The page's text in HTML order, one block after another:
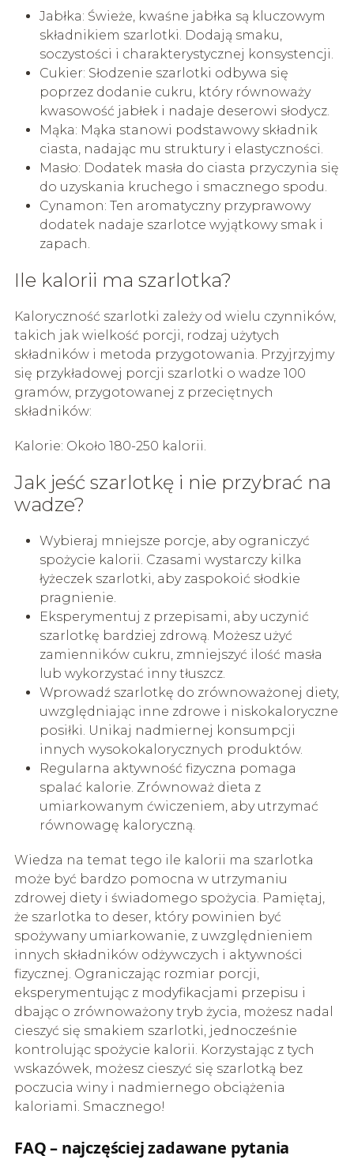
Jabłka: Świeże, kwaśne jabłka są kluczowym
składnikiem szarlotki. Dodają smaku,
soczystości i charakterystycznej konsystencji.
Cukier: Słodzenie szarlotki odbywa się
poprzez dodanie cukru, który równoważy
kwasowość jabłek i nadaje deserowi słodycz.
Mąka: Mąka stanowi podstawowy składnik
ciasta, nadając mu struktury i elastyczności.
Masło: Dodatek masła do ciasta przyczynia się
do uzyskania kruchego i smacznego spodu.
Cynamon: Ten aromatyczny przyprawowy
dodatek nadaje szarlotce wyjątkowy smak i
zapach.
Ile kalorii ma szarlotka?
Kaloryczność szarlotki zależy od wielu czynników,
takich jak wielkość porcji, rodzaj użytych
składników i metoda przygotowania. Przyjrzyjmy
się przykładowej porcji szarlotki o wadze 100
gramów, przygotowanej z przeciętnych
składników:
Kalorie: Około 180-250 kalorii.
Jak jeść szarlotkę i nie przybrać na
wadze?
Wybieraj mniejsze porcje, aby ograniczyć
spożycie kalorii. Czasami wystarczy kilka
łyżeczek szarlotki, aby zaspokoić słodkie
pragnienie.
Eksperymentuj z przepisami, aby uczynić
szarlotkę bardziej zdrową. Możesz użyć
zamienników cukru, zmniejszyć ilość masła
lub wykorzystać inny tłuszcz.
Wprowadź szarlotkę do zrównoważonej diety,
uwzględniając inne zdrowe i niskokaloryczne
posiłki. Unikaj nadmiernej konsumpcji
innych wysokokalorycznych produktów.
Regularna aktywność fizyczna pomaga
spalać kalorie. Zrównoważ dieta z
umiarkowanym ćwiczeniem, aby utrzymać
równowagę kaloryczną.
Wiedza na temat tego ile kalorii ma szarlotka
może być bardzo pomocna w utrzymaniu
zdrowej diety i świadomego spożycia. Pamiętaj,
że szarlotka to deser, który powinien być
spożywany umiarkowanie, z uwzględnieniem
innych składników odżywczych i aktywności
fizycznej. Ograniczając rozmiar porcji,
eksperymentując z modyfikacjami przepisu i
dbając o zrównoważony tryb życia, możesz nadal
cieszyć się smakiem szarlotki, jednocześnie
kontrolując spożycie kalorii. Korzystając z tych
wskazówek, możesz cieszyć się szarlotką bez
poczucia winy i nadmiernego obciążenia
kaloriami. Smacznego!
FAQ – najczęściej zadawane pytania